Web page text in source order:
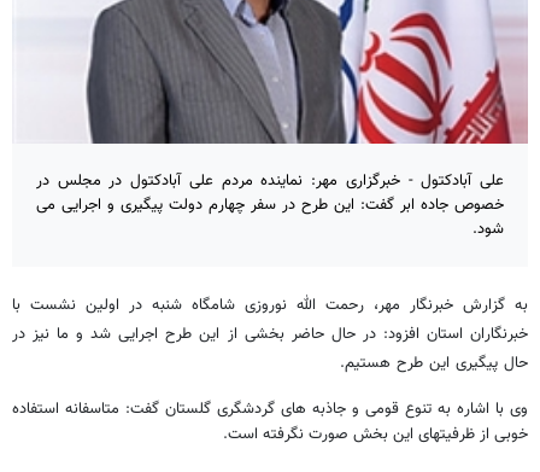
علی آبادکتول - خبرگزاری مهر: نماینده مردم علی آبادکتول در مجلس در
خصوص جاده ابر گفت: این طرح در سفر چهارم دولت پیگیری و اجرایی می
شود.
به گزارش خبرنگار مهر، رحمت الله نوروزی شامگاه شنبه در اولین نشست با
خبرنگاران استان افزود: در حال حاضر بخشی از این طرح اجرایی شد و ما نیز در
حال پیگیری این طرح هستیم.
وی با اشاره به تنوع قومی و جاذبه های گردشگری گلستان گفت: متاسفانه استفاده
خوبی از ظرفیتهای این بخش صورت نگرفته است.